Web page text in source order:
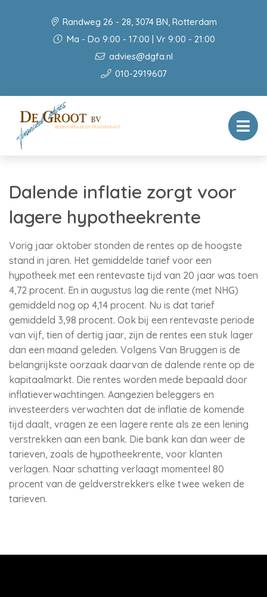
Randweg 26 - 28, 3074 BN, Rotterdam
Ma - Do 9:00 - 17:00 | Vr 9:00 - 21:00
advies@dgfa.nl
010-2919607
Dalende inflatie zorgt voor
lagere hypotheekrente
Vorig jaar oktober stonden de rentes op de hoogste
stand in jaren. Het gemiddelde tarief voor een
hypotheek met een rentevaste tijd van 20 jaar was toen
4,72 procent. En in augustus lag die rente (met NHG)
gemiddeld nog op 4,14 procent. Nu is dat tarief
gemiddeld 3,98 procent. Ook bij een rentevaste periode
van vijf, tien of dertig jaar, zijn de rentes een stuk lager
dan een maand geleden. Volgens Van Bruggen is de
belangrijkste oorzaak daarvan de dalende rente op de
kapitaalmarkt. Die rentes worden mede bepaald door
inflatieverwachtingen. Aangezien beleggers en
investeerders verwachten dat de inflatie de komende
tijd daalt, vragen ze een lagere rente als ze een lening
verstrekken aan een bank. Die bank kan dan weer de
tarieven, zoals de hypotheekrente, voor klanten
verlagen. Naar schatting verlaagt momenteel 80
procent van de geldverstrekkers elke twee weken de
tarieven.